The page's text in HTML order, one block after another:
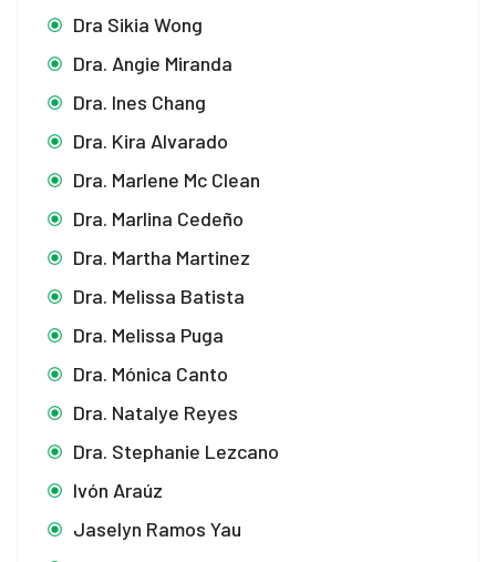
Dra Sikia Wong
Dra. Angie Miranda
Dra. Ines Chang
Dra. Kira Alvarado
Dra. Marlene Mc Clean
Dra. Marlina Cedeño
Dra. Martha Martinez
Dra. Melissa Batista
Dra. Melissa Puga
Dra. Mónica Canto
Dra. Natalye Reyes
Dra. Stephanie Lezcano
Ivón Araúz
Jaselyn Ramos Yau